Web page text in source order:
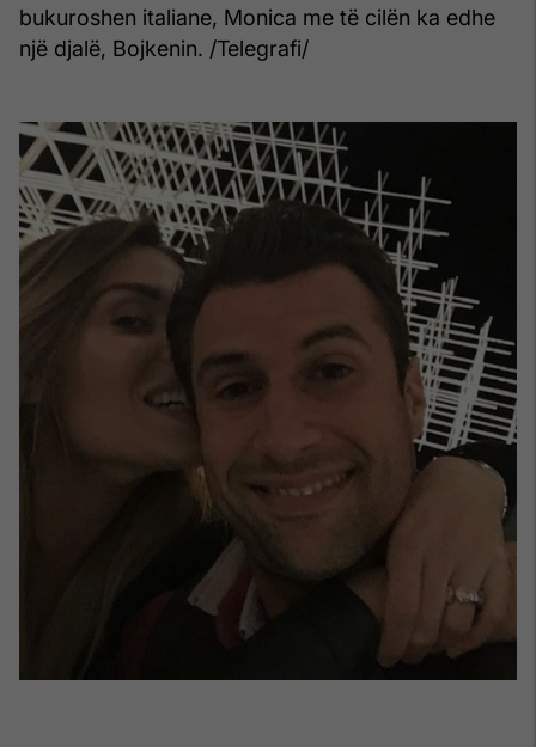
bukuroshen italiane, Monica me të cilën ka edhe
një djalë, Bojkenin. /Telegrafi/